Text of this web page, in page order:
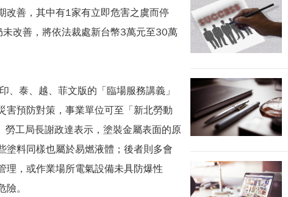
改善，其中有1家有立即危害之虞而停
改善，將依法裁處新台幣3萬元至30萬
泰、越、菲文版的「臨場服務講義」
害預防對策，事業單位可至「新北勞動
工局長謝政達表示，塗裝金屬表面的原
塗料同樣也屬於易燃液體；後者則多會
理，或作業場所電氣設備未具防爆性
。